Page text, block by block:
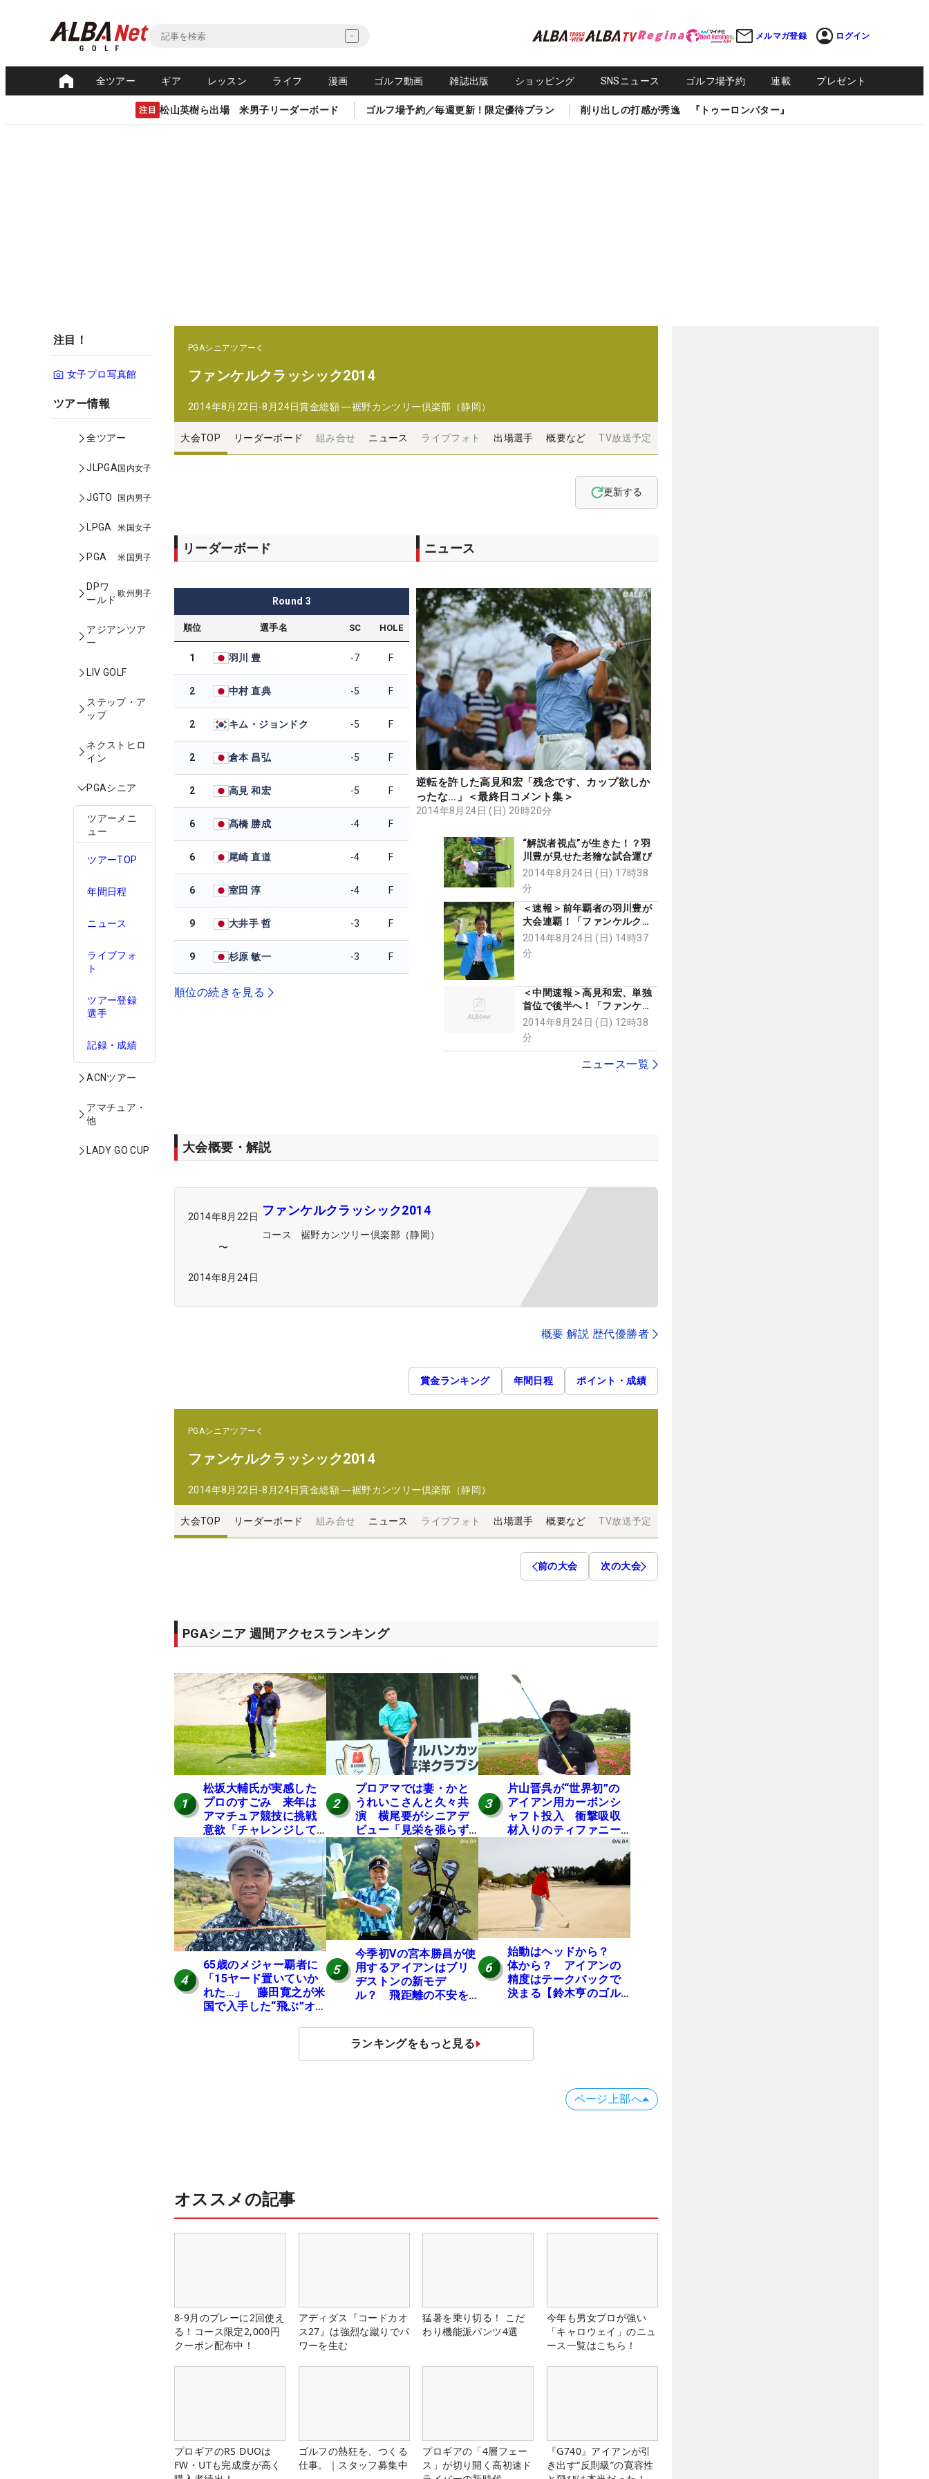
メルマガ登録 ログイン
全ツアー ギア レッスン ライフ 漫画 ゴルフ動画 雑誌出版 ショッピング SNSニュース ゴルフ場予約 連載 プレゼント
注目 松山英樹ら出場 米男子リーダーボード ゴルフ場予約／毎週更新！限定優待プラン 削り出しの打感が秀逸 『トゥーロンパター』
注目！
女子プロ写真館
ツアー情報
全ツアー
JLPGA国内女子
JGTO 国内男子
LPGA 米国女子
PGA 米国男子
DPワ
ールド
欧州男子
アジアンツア
ー
LIV GOLF
ステップ・ア
ップ
ネクストヒロ
イン
PGAシニア
ツアーメニ
ュー
ツアーTOP
年間日程
ニュース
ライブフォ
ト
ツアー登録
選手
記録・成績
ACNツアー
アマチュア・
他
LADY GO CUP
PGAシニアツアー
ファンケルクラッシック2014
2014年8月22日-8月24日賞金総額 ―裾野カンツリー倶楽部（静岡）
大会TOP リーダーボード 組み合せ ニュース ライブフォト 出場選手 概要など TV放送予定
更新する
リーダーボード
Round 3
順位 選手名 SC HOLE
1 羽川 豊 -7 F
2 中村 直典 -5 F
2 キム・ジョンドク -5 F
2 倉本 昌弘 -5 F
2 高見 和宏 -5 F
6 髙橋 勝成 -4 F
6 尾崎 直道 -4 F
6 室田 淳 -4 F
9 大井手 哲 -3 F
9 杉原 敏一 -3 F
順位の続きを見る
ニュース
逆転を許した高見和宏「残念です、カップ欲しか
ったな…」＜最終日コメント集＞
2014年8月24日 (日) 20時20分
“解説者視点”が生きた！？羽
川豊が見せた老獪な試合運び
2014年8月24日 (日) 17時38
分
＜速報＞前年覇者の羽川豊が
大会連覇！「ファンケルクラ
シック」
2014年8月24日 (日) 14時37
分
＜中間速報＞高見和宏、単独
首位で後半へ！「ファンケル
クラシック」
2014年8月24日 (日) 12時38
分
ニュース一覧
大会概要・解説
2014年8月22日
〜
2014年8月24日
ファンケルクラッシック2014
コース 裾野カンツリー倶楽部（静岡）
概要 解説 歴代優勝者
賞金ランキング 年間日程 ポイント・成績
PGAシニアツアー
ファンケルクラッシック2014
2014年8月22日-8月24日賞金総額 ―裾野カンツリー倶楽部（静岡）
大会TOP リーダーボード 組み合せ ニュース ライブフォト 出場選手 概要など TV放送予定
前の大会 次の大会
PGAシニア 週間アクセスランキング
1
松坂大輔氏が実感した
プロのすごみ 来年は
アマチュア競技に挑戦
意欲「チャレンジして
みたい」
2
プロアマでは妻・かと
うれいこさんと久々共
演 横尾要がシニアデ
ビュー「見栄を張らず
に」
3
片山晋呉が“世界初”の
アイアン用カーボンシ
ャフト投入 衝撃吸収
材入りのティファニー
ブルーは「体にやさし
4
65歳のメジャー覇者に
「15ヤード置いていか
れた…」 藤田寛之が米
国で入手した“飛ぶ”オ
5
今季初Vの宮本勝昌が使
用するアイアンはブリ
ヂストンの新モデ
ル？ 飛距離の不安を
6
始動はヘッドから？
体から？ アイアンの
精度はテークバックで
決まる【鈴木亨のゴル
ランキングをもっと見る
ページ上部へ
オススメの記事
8-9月のプレーに2回使え
る！コース限定2,000円
クーポン配布中！
アディダス『コードカオ
ス27』は強烈な蹴りでパ
ワーを生む
猛暑を乗り切る！ こだ
わり機能派パンツ4選
今年も男女プロが強い
「キャロウェイ」のニュ
ース一覧はこちら！
プロギアのRS DUOは
FW・UTも完成度が高く
ゴルフの熱狂を、つくる
仕事。｜スタッフ募集中
プロギアの「4層フェー
ス」が切り開く高初速ド
『G740』アイアンが引
き出す“反則級”の寛容性